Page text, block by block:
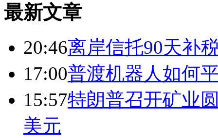
最新文章
20:46离岸信托90天补
17:00普渡机器人如何
15:57特朗普召开矿业
美元